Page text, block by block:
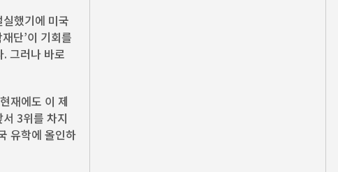
했기에 미국
단’이 기회를
그러나 바로
재에도 이 제
3위를 차지
유학에 올인하